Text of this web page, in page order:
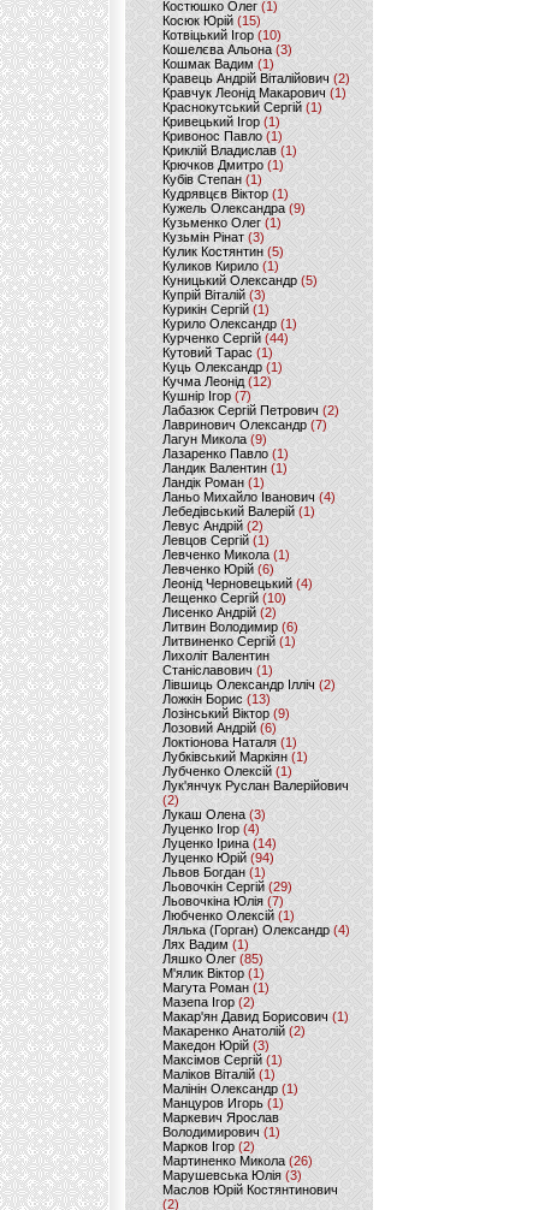
Костюшко Олег (1)
Косюк Юрій (15)
Котвіцький Ігор (10)
Кошелєва Альона(3)
Кошмак Вадим (1)
Кравець Андрій Віталійович (2)
Кравчук Леонід Макарович (1)
Краснокутський Сергій (1)
Кривецький Ігор (1)
Кривонос Павло (1)
Криклій Владислав (1)
Крючков Дмитро(1)
Кубів Степан(1)
Кудрявцєв Віктор (1)
Кужель Олександра (9)
Кузьменко Олег (1)
Кузьмін Рінат(3)
Кулик Костянтин(5)
Куликов Кирило (1)
Куницький Олександр (5)
Купрій Віталій (3)
Курикін Сергій(1)
Курило Олександр (1)
Курченко Сергій (44)
Кутовий Тарас (1)
Куць Олександр (1)
Кучма Леонід (12)
Кушнір Ігор(7)
Лабазюк Сергій Петрович (2)
Лавринович Олександр(7)
Лагун Микола(9)
Лазаренко Павло (1)
Ландик Валентин (1)
Ландік Роман (1)
Ланьо Михайло Іванович(4)
Лебедівський Валерій(1)
Левус Андрій(2)
Левцов Сергій (1)
Левченко Микола (1)
Левченко Юрій (6)
Леонід Черновецький (4)
Лещенко Сергій (10)
Лисенко Андрій (2)
Литвин Володимир (6)
Литвиненко Сергій (1)
Лихоліт Валентин
Станіславович (1)
Лівшиць Олександр Ілліч (2)
Ложкін Борис(13)
Лозінський Віктор(9)
Лозовий Андрій (6)
Локтіонова Наталя (1)
Лубківський Маркіян(1)
Лубченко Олексій (1)
Лук'янчук Руслан Валерійович
(2)
Лукаш Олена (3)
Луценко Ігор (4)
Луценко Ірина (14)
Луценко Юрій (94)
Львов Богдан (1)
Льовочкін Сергій (29)
Льовочкіна Юлія(7)
Любченко Олексій(1)
Лялька (Горган) Олександр(4)
Лях Вадим (1)
Ляшко Олег (85)
М'ялик Віктор(1)
Магута Роман(1)
Мазепа Ігор (2)
Макар'ян Давид Борисович(1)
Макаренко Анатолій (2)
Македон Юрій(3)
Максімов Сергій (1)
Маліков Віталій (1)
Малінін Олександр (1)
Манцуров Игорь (1)
Маркевич Ярослав
Володимирович (1)
Марков Ігор (2)
Мартиненко Микола (26)
Марушевська Юлія (3)
Маслов Юрій Костянтинович
(2)